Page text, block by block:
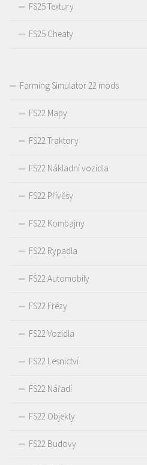
FS25 Textury
FS25 Cheaty
Farming Simulator 22 mods
FS22 Mapy
FS22 Traktory
FS22 Nákladní vozidla
FS22 Přívěsy
FS22 Kombajny
FS22 Rypadla
FS22 Automobily
FS22 Frézy
FS22 Vozidla
FS22 Lesnictví
FS22 Nářadí
FS22 Objekty
FS22 Budovy